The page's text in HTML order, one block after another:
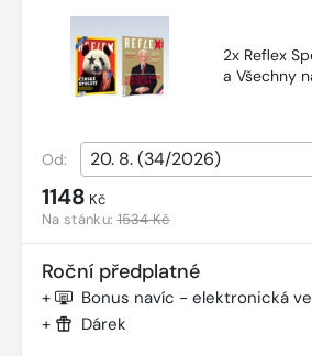
2x Reflex
a Všechny
Od:
1148 Kč
Na stánku:1534 Kč
Roční předplatné
+ Bonus navíc - elektronická
+ Dárek